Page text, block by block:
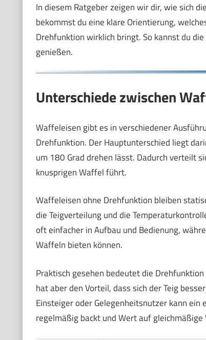
In diesem Ratgeber zeigen wir dir, wie sich
bekommst du eine klare Orientierung,
Drehfunktion wirklich bringt. So kannst du
genießen.
Unterschiede zwischen
Waffeleisen gibt es in verschiedener
Drehfunktion. Der Hauptunterschied liegt
um 180 Grad drehen lässt. Dadurch verteilt
knusprigen Waffel führt.
Waffeleisen ohne Drehfunktion bleiben
die Teigverteilung und die
oft einfacher in Aufbau und Bedienung,
Waffeln bieten können.
Praktisch gesehen bedeutet die
hat aber den Vorteil, dass sich der Teig
Einsteiger oder Gelegenheitsnutzer kann
regelmäßig backt und Wert auf